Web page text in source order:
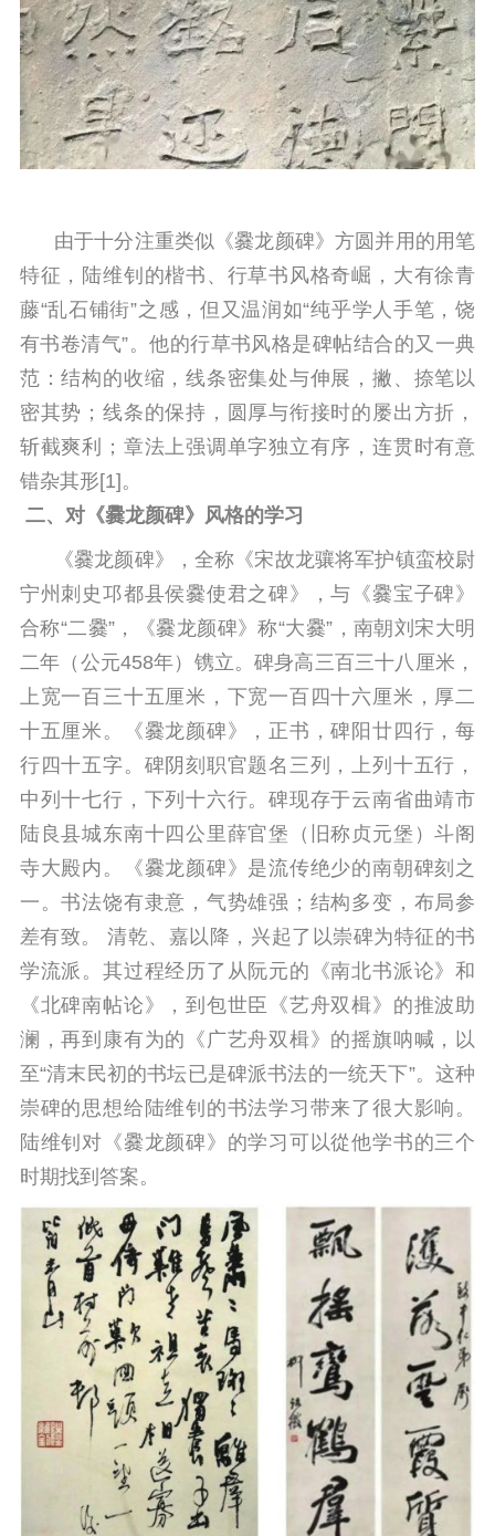
由于十分注重类似《爨龙颜碑》方圆并用的用笔
特征，陆维钊的楷书、行草书风格奇崛，大有徐青
藤“乱石铺街”之感，但又温润如“纯乎学人手笔，饶
有书卷清气”。他的行草书风格是碑帖结合的又一典
范：结构的收缩，线条密集处与伸展，撇、捺笔以
密其势；线条的保持，圆厚与衔接时的屡出方折，
斩截爽利；章法上强调单字独立有序，连贯时有意
错杂其形[1]。
二、对《爨龙颜碑》风格的学习
《爨龙颜碑》，全称《宋故龙骧将军护镇蛮校尉
宁州刺史邛都县侯爨使君之碑》，与《爨宝子碑》
合称“二爨”，《爨龙颜碑》称“大爨”，南朝刘宋大明
二年（公元458年）镌立。碑身高三百三十八厘米，
上宽一百三十五厘米，下宽一百四十六厘米，厚二
十五厘米。《爨龙颜碑》，正书，碑阳廿四行，每
行四十五字。碑阴刻职官题名三列，上列十五行，
中列十七行，下列十六行。碑现存于云南省曲靖市
陆良县城东南十四公里薛官堡（旧称贞元堡）斗阁
寺大殿内。《爨龙颜碑》是流传绝少的南朝碑刻之
一。书法饶有隶意，气势雄强；结构多变，布局参
差有致。 清乾、嘉以降，兴起了以崇碑为特征的书
学流派。其过程经历了从阮元的《南北书派论》和
《北碑南帖论》，到包世臣《艺舟双楫》的推波助
澜，再到康有为的《广艺舟双楫》的摇旗呐喊，以
至“清末民初的书坛已是碑派书法的一统天下”。这种
崇碑的思想给陆维钊的书法学习带来了很大影响。
陆维钊对《爨龙颜碑》的学习可以從他学书的三个
时期找到答案。